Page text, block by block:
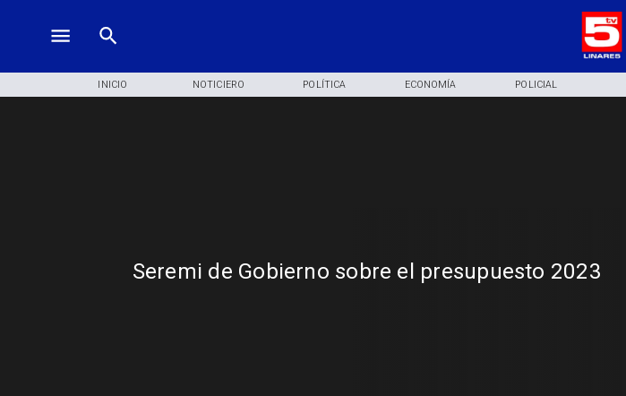
INICIO NOTICIERO POLÍTICA ECONOMÍA POLICIAL
Seremi de Gobierno sobre el presupuesto 2023